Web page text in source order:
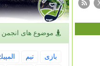
موضوع های
بازی تیم